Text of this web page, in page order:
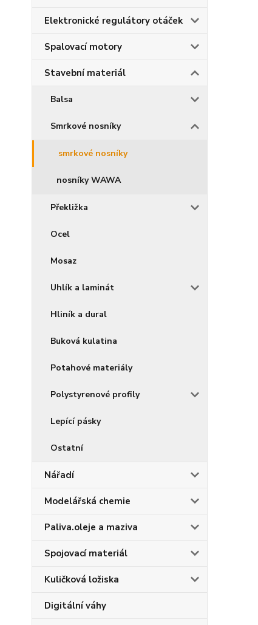
Elektronické regulátory otáček
Spalovací motory
Stavební materiál
Balsa
Smrkové nosníky
smrkové nosníky
nosníky WAWA
Překližka
Ocel
Mosaz
Uhlík a laminát
Hliník a dural
Buková kulatina
Potahové materiály
Polystyrenové profily
Lepící pásky
Ostatní
Nářadí
Modelářská chemie
Paliva.oleje a maziva
Spojovací materiál
Kuličková ložiska
Digitální váhy